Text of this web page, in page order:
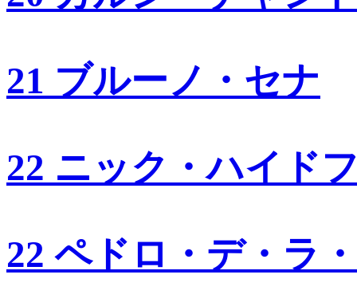
21 ブルーノ・セナ
22 ニック・ハイド
22 ペドロ・デ・ラ